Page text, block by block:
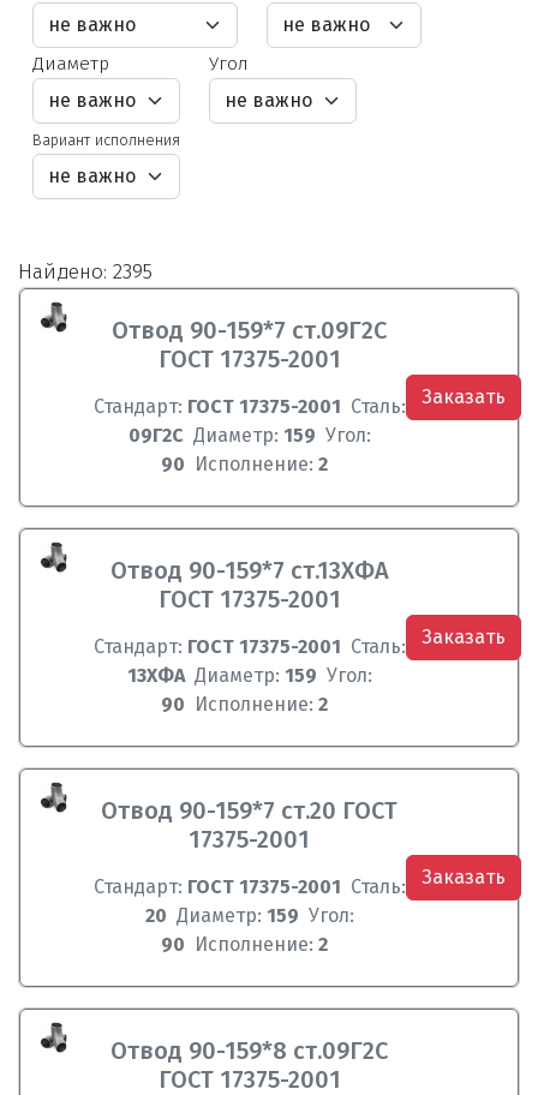
Диаметр Угол
Вариант исполнения
Найдено: 2395
Отвод 90-159*7 ст.09Г2С
ГОСТ 17375-2001
Стандарт: ГОСТ 17375-2001 Сталь:
09Г2С Диаметр: 159 Угол:
90 Исполнение:2
Заказать
Отвод 90-159*7 ст.13ХФА
ГОСТ 17375-2001
Стандарт: ГОСТ 17375-2001 Сталь:
13ХФА Диаметр: 159 Угол:
90 Исполнение:2
Заказать
Отвод 90-159*7 ст.20 ГОСТ
17375-2001
Стандарт: ГОСТ 17375-2001 Сталь:
20 Диаметр: 159 Угол:
90 Исполнение:2
Заказать
Отвод 90-159*8 ст.09Г2C
ГОСТ 17375-2001